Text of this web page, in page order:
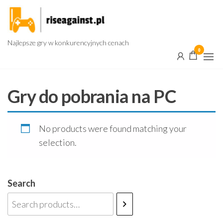
Przejdź
treści
Najlepsze gry w konkurencyjnych cenach
0
Gry do pobrania na PC
No products were found matching your
selection.
Search